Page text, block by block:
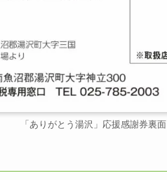
「ありがとう湯沢」応援感謝券裏面